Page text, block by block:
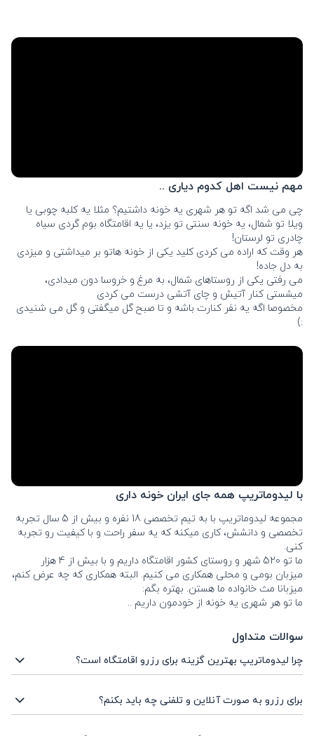
مهم نیست اهل کدوم دیاری ..
چادری تو لرستان!
به دل جاده!
میشستی کنار آتیش و چای آتشی درست می کردی
:)
با لیدوماتریپ همه جای ایران خونه داری
کنی.
میزبانا مث خانواده ما هستن. بهتره بگم:
ما تو هر شهری یه خونه از خودمون داریم ..
سوالات متداول
چرا لیدوماتریپ بهترین گزینه برای رزرو اقامتگاه است؟
در این وبسایت شما از پرگردشگرترین شهرهای شمال گرفته تا روستاهای کوچک ،
گردیگرفته، تا ویلا ساحلی، کلبه و یا ویلای جنگلی، خانه روزانه و... می تواند
برای رزرو به صورت آنلاین و تلفنی چه باید بکنم؟
برای رزرو آنلاین کافیست پس از انتخاب شهر در وبسایت لیدوماتریپ، تصاویر و